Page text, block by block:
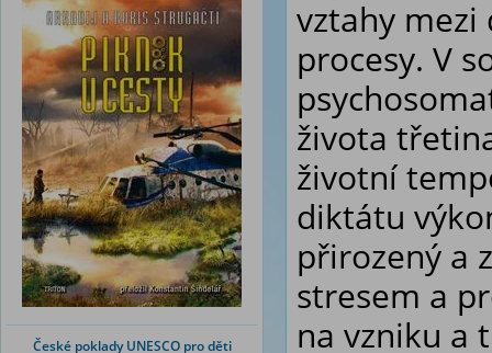
České poklady UNESCO pro děti
vztahy
procesy. V
života
životní
diktátu
přirozený a
stresem a
na vzniku a